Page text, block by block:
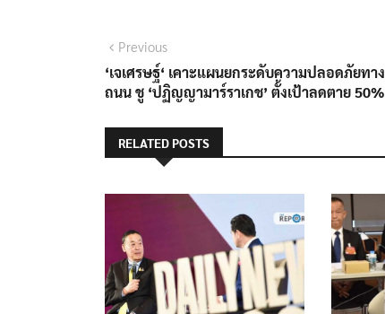
แนะแนว
เรื่อง
PreviousPrevious
post:
‘เจเศรษฐ์‘ เคาะแผนยกระดับความปลอดภัยทาง
ถนน ชู ‘ปฏิญญามาร์ราเกช’ ตั้งเป้าลดตาย 50%
RELATED POSTS